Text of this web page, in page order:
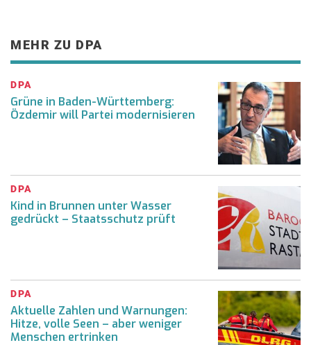
MEHR ZU DPA
DPA
Grüne in Baden-Württemberg:
Özdemir will Partei modernisieren
DPA
Kind in Brunnen unter Wasser
gedrückt – Staatsschutz prüft
DPA
Aktuelle Zahlen und Warnungen:
Hitze, volle Seen – aber weniger
Menschen ertrinken